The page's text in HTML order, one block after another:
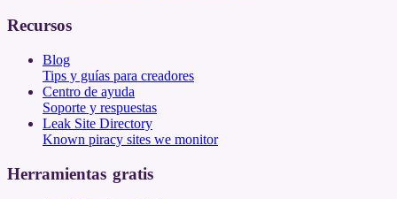
Recursos
Blog
Tips y guías para creadores
Centro de ayuda
Soporte y respuestas
Leak Site Directory
Known piracy sites we monitor
Herramientas gratis